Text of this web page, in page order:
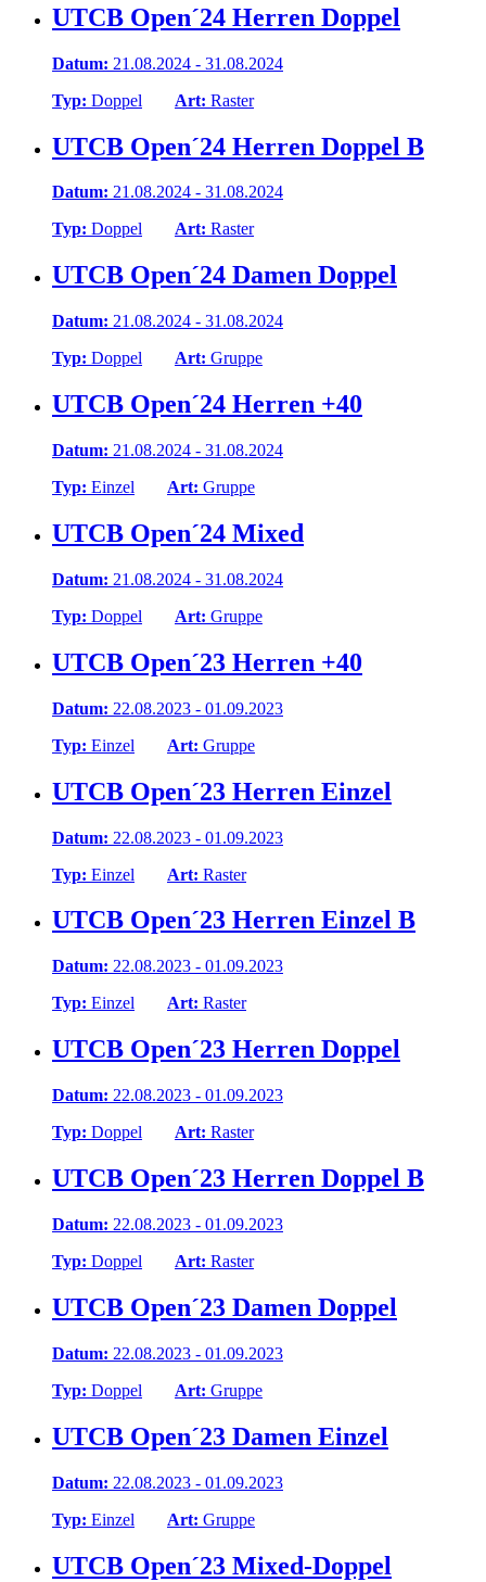
UTCB Open´24 Herren Doppel
Datum: 21.08.2024 - 31.08.2024
Typ: Doppel Art: Raster
UTCB Open´24 Herren Doppel B
Datum: 21.08.2024 - 31.08.2024
Typ: Doppel Art: Raster
UTCB Open´24 Damen Doppel
Datum: 21.08.2024 - 31.08.2024
Typ: Doppel Art: Gruppe
UTCB Open´24 Herren +40
Datum: 21.08.2024 - 31.08.2024
Typ: Einzel Art: Gruppe
UTCB Open´24 Mixed
Datum: 21.08.2024 - 31.08.2024
Typ: Doppel Art: Gruppe
UTCB Open´23 Herren +40
Datum: 22.08.2023 - 01.09.2023
Typ: Einzel Art: Gruppe
UTCB Open´23 Herren Einzel
Datum: 22.08.2023 - 01.09.2023
Typ: Einzel Art: Raster
UTCB Open´23 Herren Einzel B
Datum: 22.08.2023 - 01.09.2023
Typ: Einzel Art: Raster
UTCB Open´23 Herren Doppel
Datum: 22.08.2023 - 01.09.2023
Typ: Doppel Art: Raster
UTCB Open´23 Herren Doppel B
Datum: 22.08.2023 - 01.09.2023
Typ: Doppel Art: Raster
UTCB Open´23 Damen Doppel
Datum: 22.08.2023 - 01.09.2023
Typ: Doppel Art: Gruppe
UTCB Open´23 Damen Einzel
Datum: 22.08.2023 - 01.09.2023
Typ: Einzel Art: Gruppe
UTCB Open´23 Mixed-Doppel